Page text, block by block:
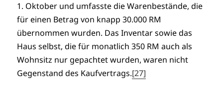
1. Oktober und umfasste die Warenbestände, die
für einen Betrag von knapp 30.000 RM
übernommen wurden. Das Inventar sowie das
Haus selbst, die für monatlich 350 RM auch als
Wohnsitz nur gepachtet wurden, waren nicht
Gegenstand des Kaufvertrags.[27]